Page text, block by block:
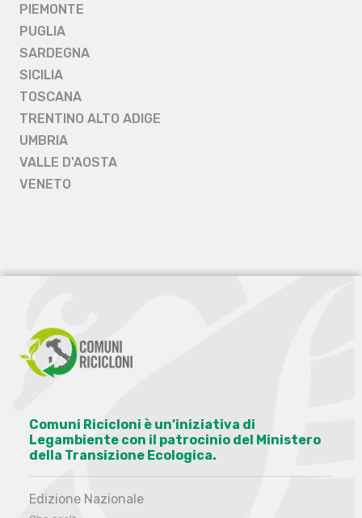
PIEMONTE
PUGLIA
SARDEGNA
SICILIA
TOSCANA
TRENTINO ALTO ADIGE
UMBRIA
VALLE D'AOSTA
VENETO
Comuni Ricicloni è un’iniziativa di
Legambiente con il patrocinio del Ministero
della Transizione Ecologica.
Edizione Nazionale